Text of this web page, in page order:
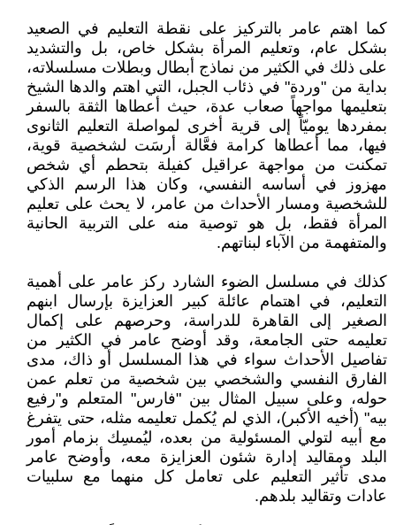
كما اهتم عامر بالتركيز على نقطة التعليم في الصعيد
بشكل عام، وتعليم المرأة بشكل خاص، بل والتشديد
على ذلك في الكثير من نماذج أبطال وبطلات مسلسلاته،
بداية من "وردة" في ذئاب الجبل، التي اهتم والدها الشيخ
بتعليمها مواجهاً صعاب عدة، حيث أعطاها الثقة بالسفر
بمفردها يوميّاً إلى قرية أخرى لمواصلة التعليم الثانوى
فيها، مما أعطاها كرامة فعَّالة أرسَت لشخصية قوية،
تمكنت من مواجهة عراقيل كفيلة بتحطم أي شخص
مهزوز في أساسه النفسي، وكان هذا الرسم الذكي
للشخصية ومسار الأحداث من عامر، لا يحث على تعليم
المرأة فقط، بل هو توصية منه على التربية الحانية
والمتفهمة من الآباء لبناتهم.
كذلك في مسلسل الضوء الشارد ركز عامر على أهمية
التعليم، في اهتمام عائلة كبير العزايزة بإرسال ابنهم
الصغير إلى القاهرة للدراسة، وحرصهم على إكمال
تعليمه حتى الجامعة، وقد أوضح عامر في الكثير من
تفاصيل الأحداث سواء في هذا المسلسل أو ذاك، مدى
الفارق النفسي والشخصي بين شخصية من تعلم عمن
حوله، وعلى سبيل المثال بين "فارس" المتعلم و"رفيع
بيه" (أخيه الأكبر)، الذي لم يُكمل تعليمه مثله، حتى يتفرغ
مع أبيه لتولي المسئولية من بعده، ليُمسِك بزمام أمور
البلد ومقاليد إدارة شئون العزايزة معه، وأوضح عامر
مدى تأثير التعليم على تعامل كل منهما مع سلبيات
عادات وتقاليد بلدهم.